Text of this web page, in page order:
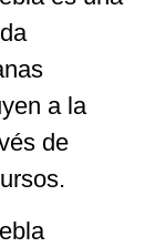
a la
de